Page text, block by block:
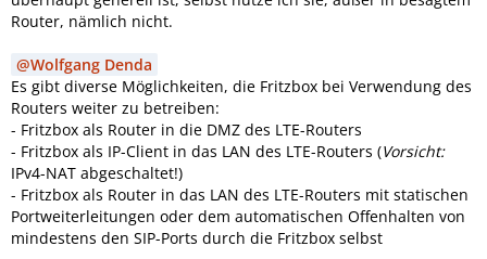
Router, nämlich nicht.
Wolfgang Denda
Es gibt diverse Möglichkeiten, die Fritzbox bei Verwendung des
Routers weiter zu betreiben:
- Fritzbox als Router in die DMZ des LTE-Routers
- Fritzbox als IP-Client in das LAN des LTE-Routers (Vorsicht:
IPv4-NAT abgeschaltet!)
- Fritzbox als Router in das LAN des LTE-Routers mit statischen
Portweiterleitungen oder dem automatischen Offenhalten von
mindestens den SIP-Ports durch die Fritzbox selbst